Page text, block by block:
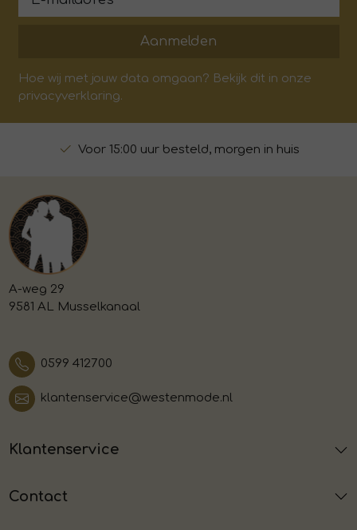
Aanmelden
Hoe wij met jouw data omgaan? Bekijk dit in onze
privacyverklaring.
Voor 15:00 uur besteld, morgen in huis
A-weg 29
9581 AL Musselkanaal
0599 412700
klantenservice@westenmode.nl
Klantenservice
Contact